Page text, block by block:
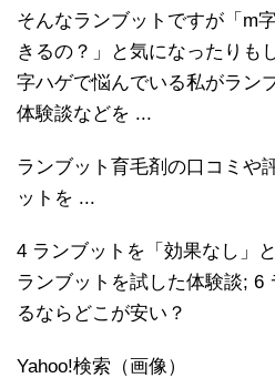
そんなランブットですが「m
きるの？」と気になったりも
字ハゲで悩んでいる私がラン
体験談などを ...
ランブット育毛剤の口コミや
ットを ...
4 ランブットを「効果なし」
ランブットを試した体験談; 6
るならどこが安い？
Yahoo!検索（画像）